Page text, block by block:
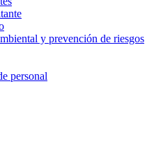
y prevención de riesgos
personal